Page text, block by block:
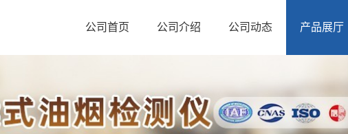
公司首页 公司介绍 公司动态 产品展厅